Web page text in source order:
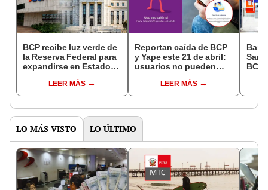
BCP recibe luz verde de
la Reserva Federal para
expandirse en Estados
sucursal bancaria en
Miami
LEER MÁS
Reportan caída de BCP
y Yape este 21 de abril:
usuarios no pueden
realizar transferencias
LEER MÁS
LO MÁS VISTO LO ÚLTIMO